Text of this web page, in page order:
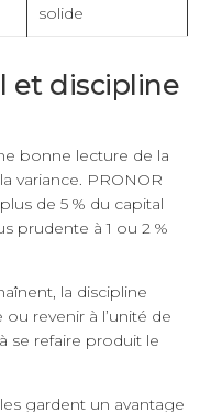
solide
et discipline
bonne lecture de la
variance. PRONOR
de 5 % du capital
prudente à 1 ou 2 %
la discipline
revenir à l’unité de
se refaire produit le
gardent un avantage